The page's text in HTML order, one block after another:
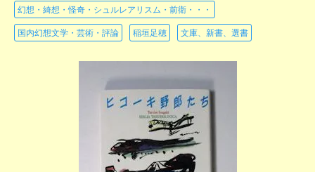
幻想・綺想・怪奇・シュルレアリスム・前衛・・・
国内幻想文学・芸術・評論 稲垣足穂 文庫、新書、選書